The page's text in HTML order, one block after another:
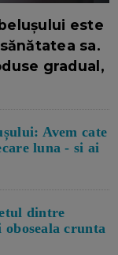
este
sa.
gradual,
Avem cate
luna - si ai
dintre
crunta